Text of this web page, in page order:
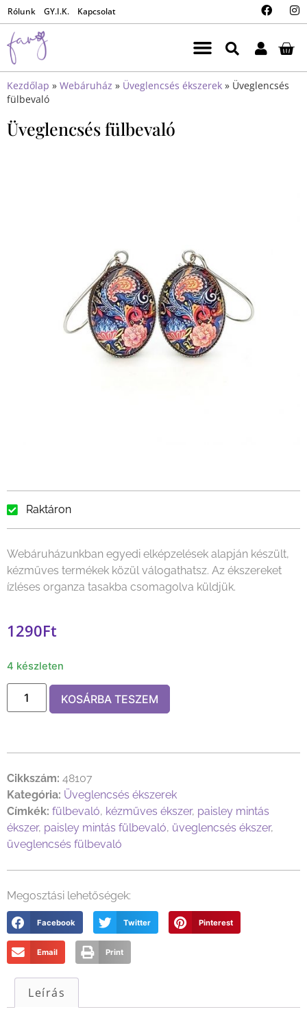
Rólunk GY.I.K. Kapcsolat
Kezdőlap » Webáruház » Üveglencsés ékszerek » Üveglencsés
fülbevaló
Üveglencsés fülbevaló
Raktáron
Webáruházunkban egyedi elképzelések alapján készült,
kézműves termékek közül válogathatsz. Az ékszereket
ízléses organza tasakba csomagolva küldjük.
1290Ft
4 készleten
KOSÁRBA TESZEM
Cikkszám: 48107
Kategória: Üveglencsés ékszerek
Címkék: fülbevaló, kézműves ékszer, paisley mintás
ékszer, paisley mintás fülbevaló, üveglencsés ékszer,
üveglencsés fülbevaló
Megosztási lehetőségek:
Facebook Twitter Pinterest
Email Print
Leírás